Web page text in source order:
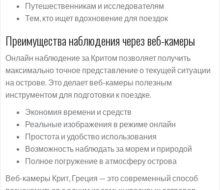
Путешественникам и исследователям
Тем, кто ищет вдохновение для поездок
Преимущества наблюдения через веб-камеры
Онлайн наблюдение за Критом позволяет получить
максимально точное представление о текущей ситуации
на острове. Это делает веб-камеры полезным
инструментом для подготовки к поездке.
Экономия времени и средств
Реальные изображения в режиме онлайн
Простота и удобство использования
Возможность наблюдать за морем и природой
Полное погружение в атмосферу острова
Веб-камеры Крит, Греция — это современный способ